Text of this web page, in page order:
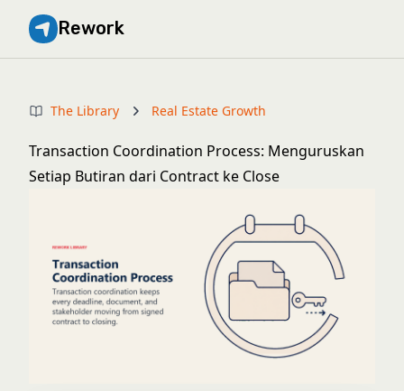
Rework
The Library Real Estate Growth
Transaction Coordination Process: Menguruskan
Setiap Butiran dari Contract ke Close